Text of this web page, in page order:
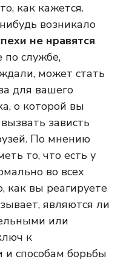
как кажется.
возникало
не нравятся
службе,
может стать
для вашего
о которой вы
зависть
По мнению
то, что есть у
во всех
как вы реагируете
являются ли
или
к
и способам борьбы